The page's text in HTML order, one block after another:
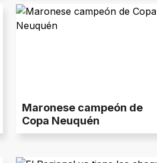
Maronese campeón de
Copa Neuquén